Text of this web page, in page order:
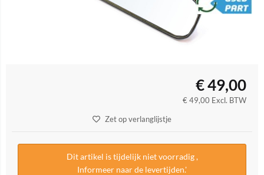
brand
€49,00
€49,00 Excl. BTW
Zet op verlanglijstje
Dit artikel is tijdelijk niet voorradig ,
Informeer naar de levertijden.'